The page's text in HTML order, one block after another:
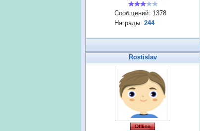
Сообщений: 1378
Награды: 244
Rostislav